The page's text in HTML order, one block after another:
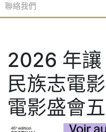
聯絡我們
2026 年讓
民族志電
電影盛會